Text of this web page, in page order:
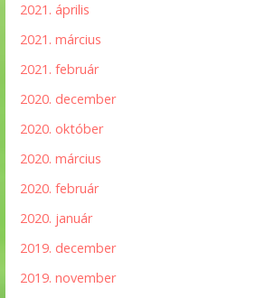
2021. április
2021. március
2021. február
2020. december
2020. október
2020. március
2020. február
2020. január
2019. december
2019. november